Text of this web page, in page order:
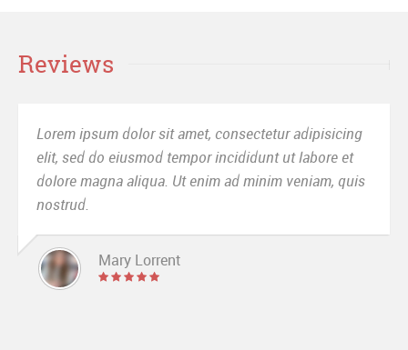
Reviews
quis
Sed ut perspiciatis unde omnis iste natus error
voluptatem accusantium doloremque
totam rem aperiam, eaque ipsa quae ab illo
Mrs. Noelle Brown